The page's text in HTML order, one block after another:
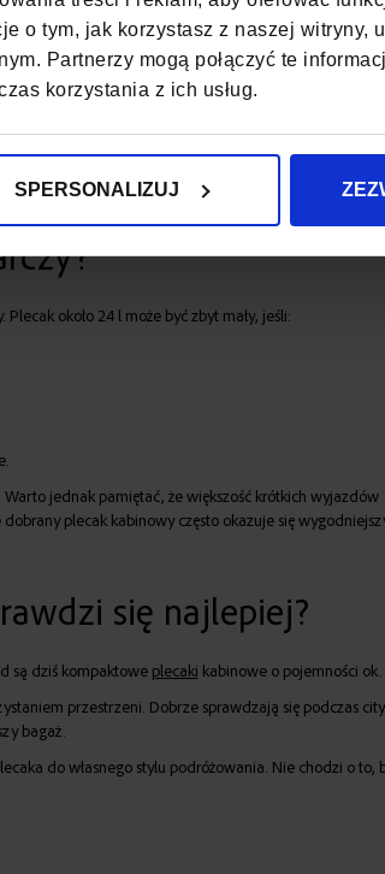
o tym, jak korzystasz z naszej witryny,
Partnerzy mogą połączyć te
korzystania z ich usług.
SPERSONALIZUJ
w pełni wystarczający na kilkudniowy wyjazd.
około 24 l może być zbyt mały, jeśli:
jednak pamiętać, że większość krótkich wyjazdów
plecak kabinowy często okazuje się
się najlepiej?
są dziś kompaktowe plecaki kabinowe o pojemności
przestrzeni. Dobrze sprawdzają się podczas
bagaż.
do własnego stylu podróżowania. Nie chodzi o